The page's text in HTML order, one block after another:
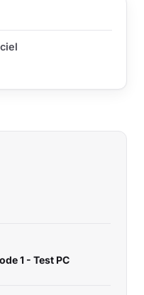
1 - Test PC